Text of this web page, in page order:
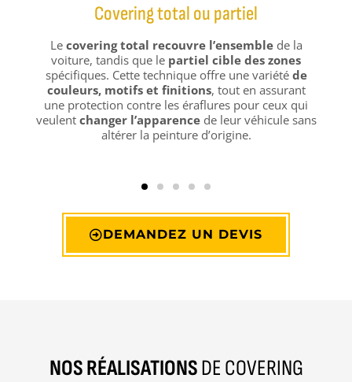
Vitres teintées
3 couleurs de vitres teintéessont disponibles
pour embellir vos voitures. Nos matériaux assurent
une protection efficacecontre les rayons UV et
une garantiepour votre tranquillité d’esprit.
DEMANDEZ UN DEVIS
NOS RÉALISATIONSDE COVERING